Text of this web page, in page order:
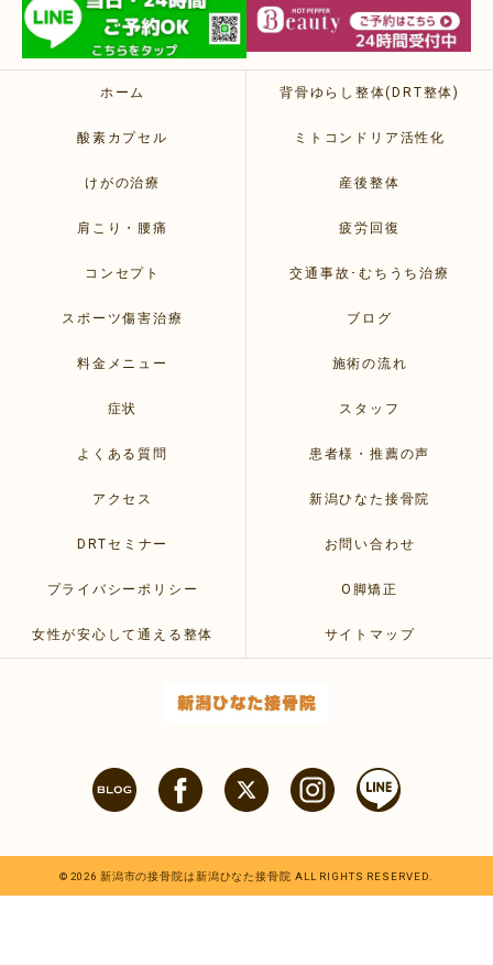
ホーム 背骨ゆらし整体(DRT整体)
酸素カプセル ミトコンドリア活性化
けがの治療 産後整体
肩こり・腰痛 疲労回復
コンセプト 交通事故･むちうち治療
スポーツ傷害治療 ブログ
料金メニュー 施術の流れ
症状 スタッフ
よくある質問 患者様・推薦の声
アクセス 新潟ひなた接骨院
DRTセミナー お問い合わせ
プライバシーポリシー O脚矯正
女性が安心して通える整体 サイトマップ
© 2026 新潟市の接骨院は新潟ひなた接骨院 ALL RIGHTS RESERVED.